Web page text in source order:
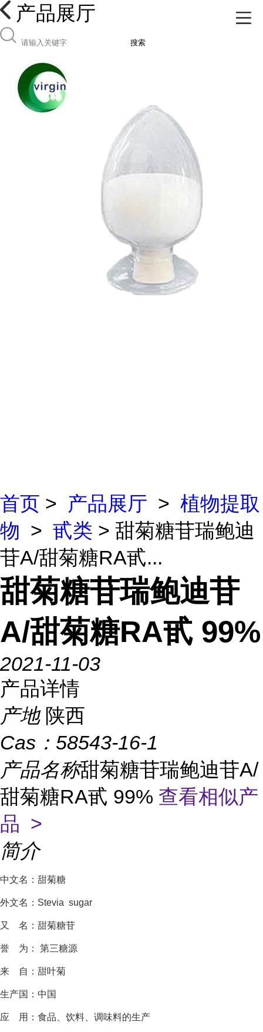
产品展厅
搜索
首页 > 产品展厅 > 植物提取
物 > 甙类 > 甜菊糖苷瑞鲍迪
苷A/甜菊糖RA甙...
甜菊糖苷瑞鲍迪苷
A/甜菊糖RA甙 99%
2021-11-03
产品详情
产地 陕西
Cas： 58543-16-1
产品名称甜菊糖苷瑞鲍迪苷A/
甜菊糖RA甙 99% 查看相似产
品 >
简介
中文名：甜菊糖
外文名：Stevia sugar
又 名：甜菊糖苷
誉 为： 第三糖源
来 自：甜叶菊
生产国：中国
应 用：食品、饮料、调味料的生产